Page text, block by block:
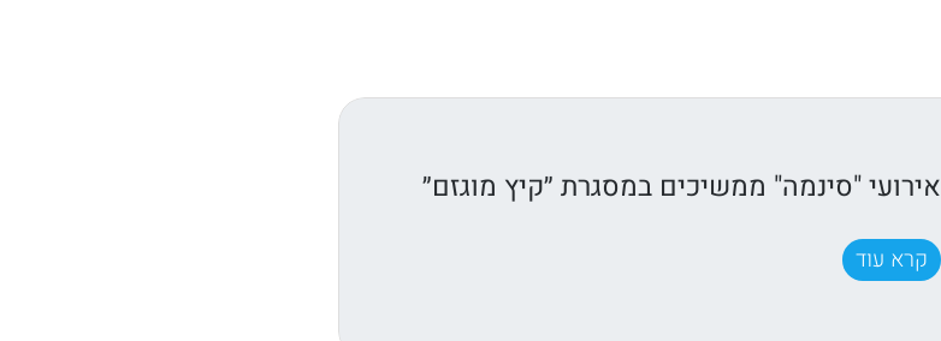
אירועי "סינמה" ממשיכים במסגרת ״קיץ מוגזם״
קרא עוד